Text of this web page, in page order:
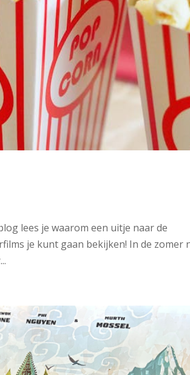
lees je waarom een uitje naar de
je kunt gaan bekijken! In de zomer